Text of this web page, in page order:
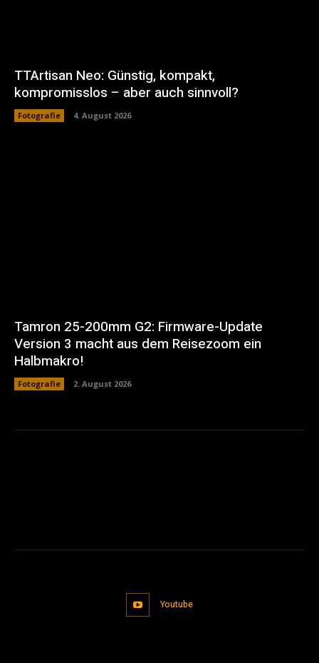
TTArtisan Neo: Günstig, kompakt,
kompromisslos – aber auch sinnvoll?
Fotografie 4. August 2026
Tamron 25-200mm G2: Firmware-Update
Version 3 macht aus dem Reisezoom ein
Halbmakro!
Fotografie 2. August 2026
Youtube